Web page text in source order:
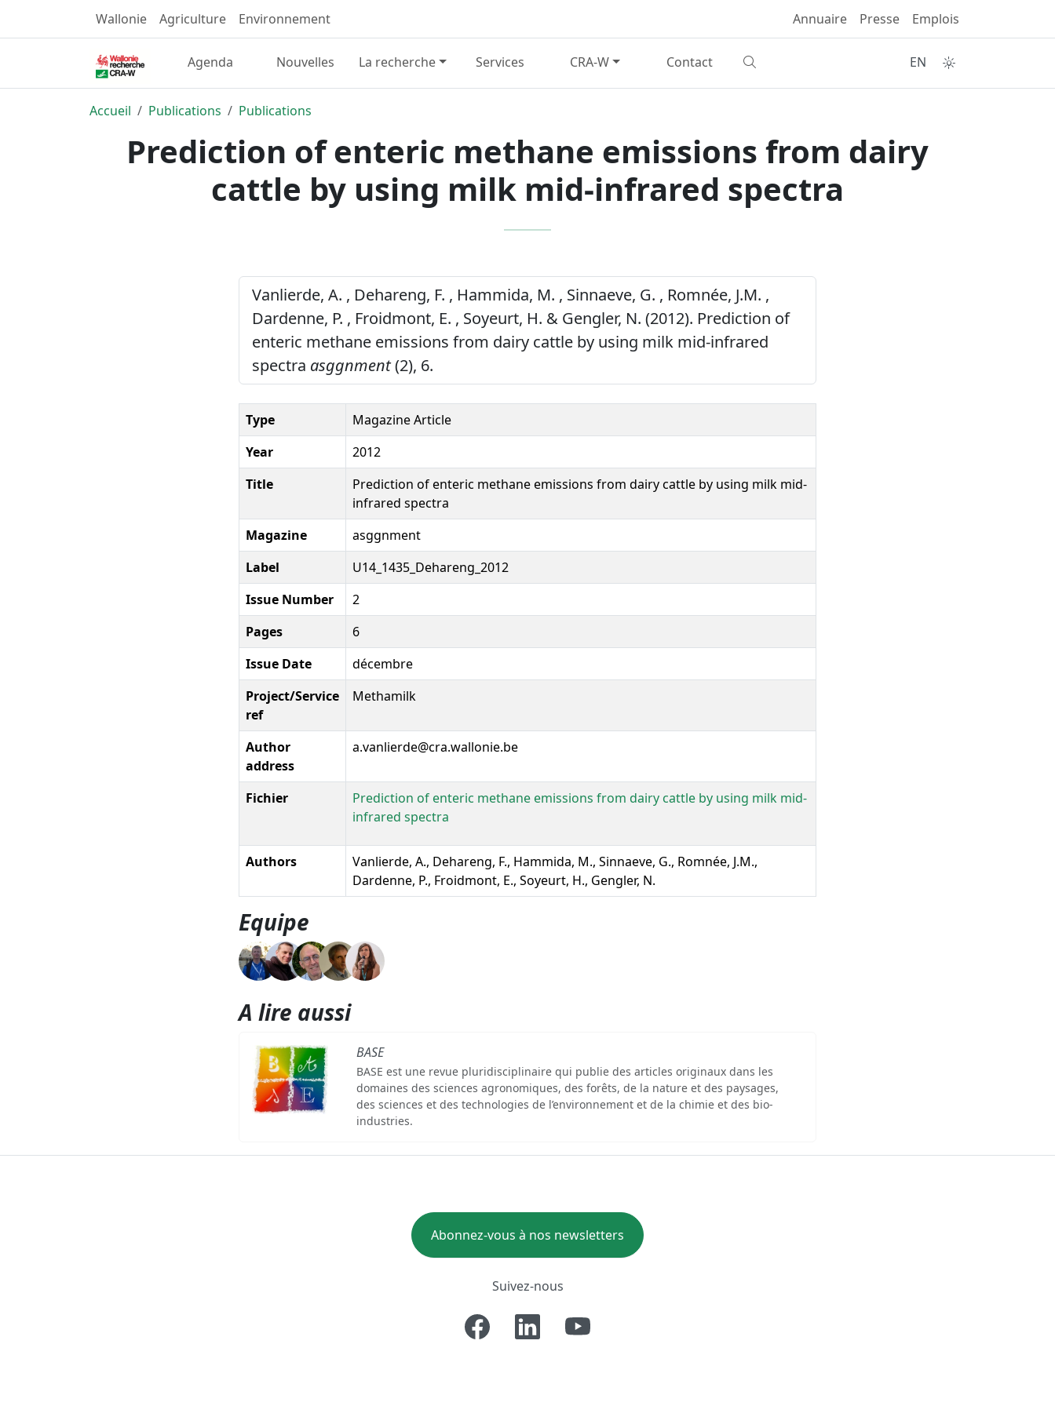
Wallonie Agriculture Environnement Annuaire Presse Emplois
Agenda Nouvelles La recherche Services CRA-W Contact EN
Accueil Publications Publications
Prediction of enteric methane emissions from dairy
cattle by using milk mid-infrared spectra
Vanlierde, A. , Dehareng, F. , Hammida, M. , Sinnaeve, G. , Romnée, J.M. ,
Dardenne, P. , Froidmont, E. , Soyeurt, H. & Gengler, N. (2012). Prediction of
enteric methane emissions from dairy cattle by using milk mid-infrared
spectra asggnment(2), 6.
Type
Magazine Article
Year
2012
Title
Prediction of enteric methane emissions from dairy cattle by using milk mid-
infrared spectra
Magazine
asggnment
Label
U14_1435_Dehareng_2012
Issue Number
2
Pages
6
Issue Date
décembre
Project/Service
ref
Methamilk
Author
address
a.vanlierde@cra.wallonie.be
Fichier
Prediction of enteric methane emissions from dairy cattle by using milk mid-
infrared spectra
Authors
Vanlierde, A., Dehareng, F., Hammida, M., Sinnaeve, G., Romnée, J.M.,
Dardenne, P., Froidmont, E., Soyeurt, H., Gengler, N.
Equipe
A lire aussi
BASE
BASE est une revue pluridisciplinaire qui publie des articles originaux dans les
domaines des sciences agronomiques, des forêts, de la nature et des paysages,
des sciences et des technologies de l’environnement et de la chimie et des bio-
industries.
Abonnez-vous à nos newsletters
Suivez-nous